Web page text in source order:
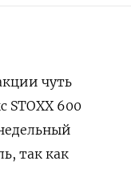
чуть
STOXX 600
так как